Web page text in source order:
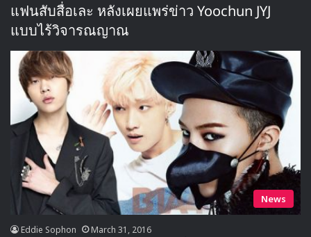
แฟนสับสื่อเละ หลังเผยแพร่ข่าว Yoochun JYJ
แบบไร้วิจารณญาณ
News
Eddie Sophon March 31, 2016